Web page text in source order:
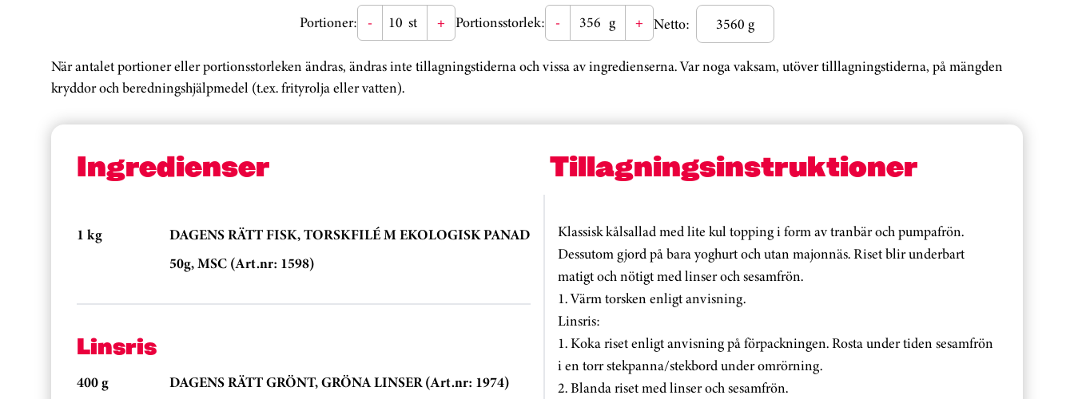
Portioner: - st + Portionsstorlek: - g + Netto: 3560 g
När antalet portioner eller portionsstorleken ändras, ändras inte tillagningstiderna och vissa av ingredienserna. Var noga vaksam, utöver tilllagningstiderna, på mängden
kryddor och beredningshjälpmedel (t.ex. frityrolja eller vatten).
Ingredienser Tillagningsinstruktioner
1 kg
DAGENS RÄTT FISK, TORSKFILÉ M EKOLOGISK PANAD
50g, MSC (Art.nr: 1598)
Linsris
400 g
DAGENS RÄTT GRÖNT, GRÖNA LINSER (Art.nr: 1974)
Klassisk kålsallad med lite kul topping i form av tranbär och pumpafrön.
Dessutom gjord på bara yoghurt och utan majonnäs. Riset blir underbart
matigt och nötigt med linser och sesamfrön.
1. Värm torsken enligt anvisning.
Linsris:
1. Koka riset enligt anvisning på förpackningen. Rosta under tiden sesamfrön
i en torr stekpanna/stekbord under omrörning.
2. Blanda riset med linser och sesamfrön.